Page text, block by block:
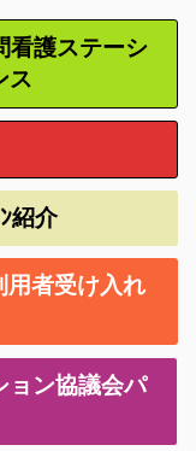
看護ステーシ
ス
紹介
用者受け入れ
ョン協議会パ